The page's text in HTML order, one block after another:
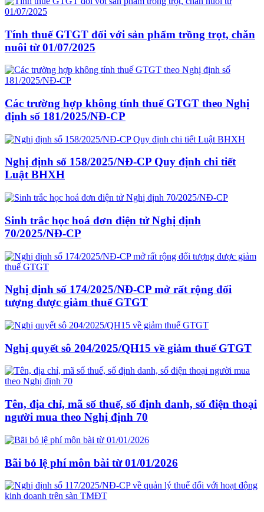
Tính thuế GTGT đối với sản phẩm trồng trọt, chăn
nuôi từ 01/07/2025
Các trường hợp không tính thuế GTGT theo Nghị
định số 181/2025/NĐ-CP
Nghị định số 158/2025/NĐ-CP Quy định chi tiết
Luật BHXH
Sinh trắc học hoá đơn điện tử Nghị định
70/2025/NĐ-CP
Nghị định số 174/2025/NĐ-CP mở rất rộng đối
tượng được giảm thuế GTGT
Nghị quyết sô 204/2025/QH15 về giảm thuế GTGT
Tên, địa chỉ, mã số thuế, số định danh, số điện thoại
người mua theo Nghị định 70
Bãi bỏ lệ phí môn bài từ 01/01/2026